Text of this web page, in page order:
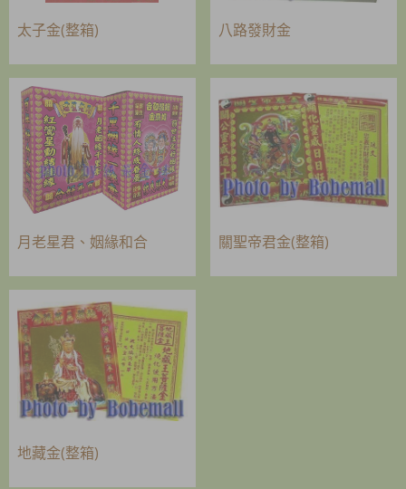
太子金(整箱) 八路發財金
月老星君、姻緣和合 關聖帝君金(整箱)
地藏金(整箱)